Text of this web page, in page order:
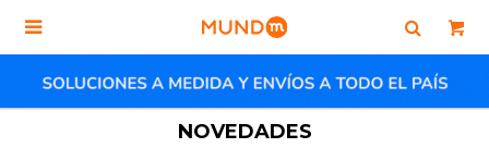

NOVEDADES